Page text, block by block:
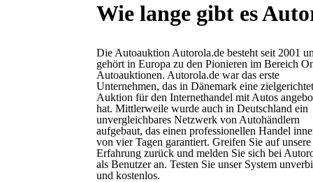
Wie lange gibt es
Die Autoauktion Autorola.de besteht seit 2001
gehört in Europa zu den Pionieren im Bereich
Autoauktionen. Autorola.de war das erste
Unternehmen, das in Dänemark eine
Auktion für den Internethandel mit Autos
hat. Mittlerweile wurde auch in Deutschland ein
unvergleichbares Netzwerk von Autohändlern
aufgebaut, das einen professionellen Handel
von vier Tagen garantiert. Greifen Sie auf unsere
Erfahrung zurück und melden Sie sich bei
als Benutzer an. Testen Sie unser System
und kostenlos.